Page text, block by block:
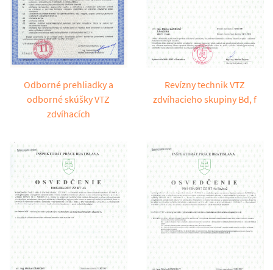
Odborné prehliadky a
odborné skúšky VTZ
zdvíhacích
Revízny technik VTZ
zdvíhacieho skupiny Bd, f